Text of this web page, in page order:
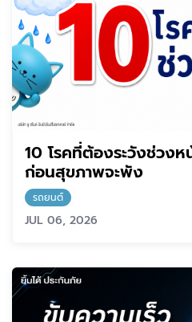
10 โรคที่ต้องระวังช่วง
ก่อนสุขภาพจะพัง
รถยนต์
JUL 06, 2026